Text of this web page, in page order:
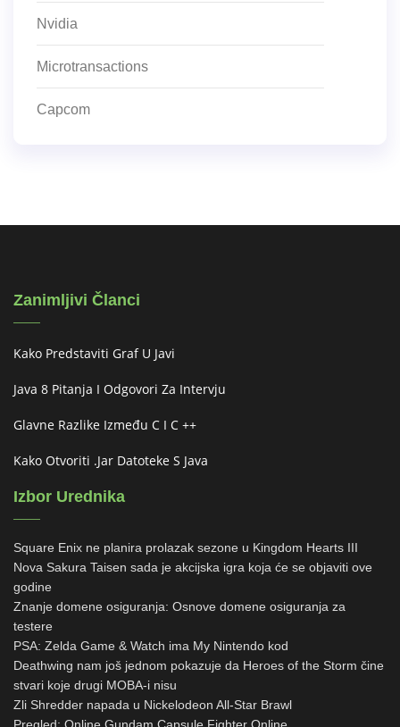
Nvidia
Microtransactions
Capcom
Zanimljivi Članci
Kako Predstaviti Graf U Javi
Java 8 Pitanja I Odgovori Za Intervju
Glavne Razlike Između C I C ++
Kako Otvoriti .jar Datoteke S Java
Izbor Urednika
Square Enix ne planira prolazak sezone u Kingdom Hearts III
Nova Sakura Taisen sada je akcijska igra koja će se objaviti ove
godine
Znanje domene osiguranja: Osnove domene osiguranja za
testere
PSA: Zelda Game & Watch ima My Nintendo kod
Deathwing nam još jednom pokazuje da Heroes of the Storm čine
stvari koje drugi MOBA-i nisu
Zli Shredder napada u Nickelodeon All-Star Brawl